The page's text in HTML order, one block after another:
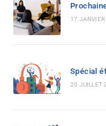
17
Spécial
20 JUILLET